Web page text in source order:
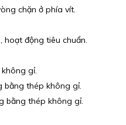
chặn ở phía vít.
hoạt động tiêu chuẩn.
gỉ.
bằng thép không gỉ.
bằng thép không gỉ.